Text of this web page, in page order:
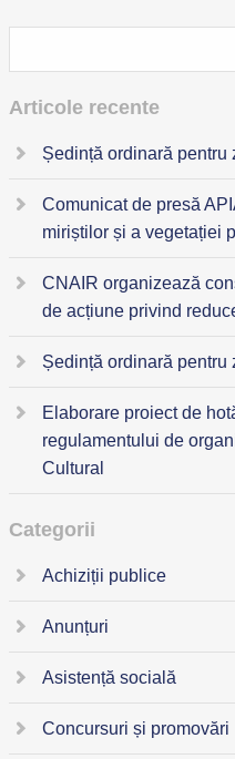
Articole recente
Ședință ordinară pentru
Comunicat de presă
miriștilor și a vegetației
CNAIR organizează
de acțiune privind
Ședință ordinară pentru
Elaborare proiect de
regulamentului de
Cultural
Categorii
Achiziții publice
Anunțuri
Asistență socială
Concursuri și promovări